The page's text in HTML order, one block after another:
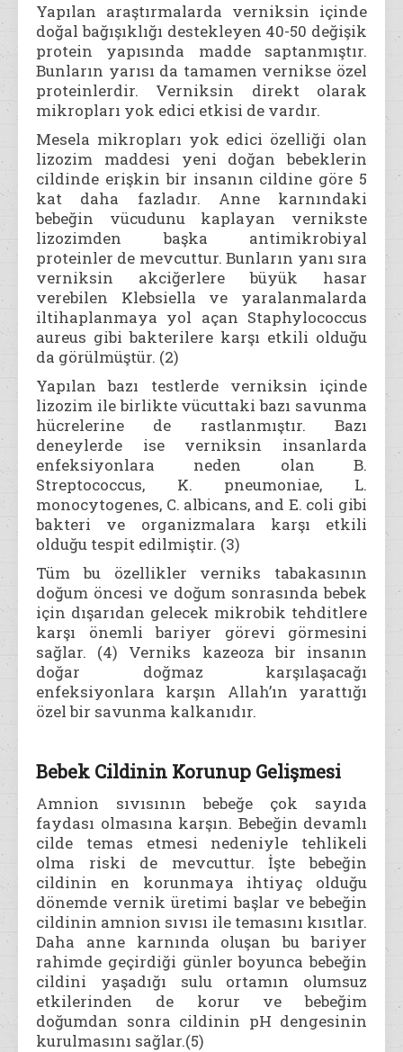
Yapılan araştırmalarda verniksin içinde
doğal bağışıklığı destekleyen 40-50 değişik
protein yapısında madde saptanmıştır.
Bunların yarısı da tamamen vernikse özel
proteinlerdir. Verniksin direkt olarak
mikropları yok edici etkisi de vardır.
Mesela mikropları yok edici özelliği olan
lizozim maddesi yeni doğan bebeklerin
cildinde erişkin bir insanın cildine göre 5
kat daha fazladır. Anne karnındaki
bebeğin vücudunu kaplayan vernikste
lizozimden başka antimikrobiyal
proteinler de mevcuttur. Bunların yanı sıra
verniksin akciğerlere büyük hasar
verebilen Klebsiella ve yaralanmalarda
iltihaplanmaya yol açan Staphylococcus
aureus gibi bakterilere karşı etkili olduğu
da görülmüştür. (2)
Yapılan bazı testlerde verniksin içinde
lizozim ile birlikte vücuttaki bazı savunma
hücrelerine de rastlanmıştır. Bazı
deneylerde ise verniksin insanlarda
enfeksiyonlara neden olan B.
Streptococcus, K. pneumoniae, L.
monocytogenes, C. albicans, and E. coli gibi
bakteri ve organizmalara karşı etkili
olduğu tespit edilmiştir. (3)
Tüm bu özellikler verniks tabakasının
doğum öncesi ve doğum sonrasında bebek
için dışarıdan gelecek mikrobik tehditlere
karşı önemli bariyer görevi görmesini
sağlar. (4) Verniks kazeoza bir insanın
doğar doğmaz karşılaşacağı
enfeksiyonlara karşın Allah’ın yarattığı
özel bir savunma kalkanıdır.
Bebek Cildinin Korunup Gelişmesi
Amnion sıvısının bebeğe çok sayıda
faydası olmasına karşın. Bebeğin devamlı
cilde temas etmesi nedeniyle tehlikeli
olma riski de mevcuttur. İşte bebeğin
cildinin en korunmaya ihtiyaç olduğu
dönemde vernik üretimi başlar ve bebeğin
cildinin amnion sıvısı ile temasını kısıtlar.
Daha anne karnında oluşan bu bariyer
rahimde geçirdiği günler boyunca bebeğin
cildini yaşadığı sulu ortamın olumsuz
etkilerinden de korur ve bebeğim
doğumdan sonra cildinin pH dengesinin
kurulmasını sağlar.(5)